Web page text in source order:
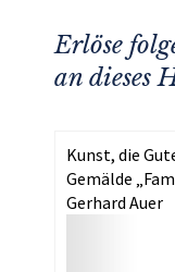
Erlöse
an dieses
Kunst, die
Gemälde
Gerhard Auer